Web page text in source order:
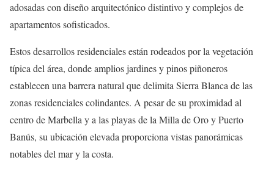
adosadas con diseño arquitectónico distintivo y complejos de
apartamentos sofisticados.
Estos desarrollos residenciales están rodeados por la vegetación
típica del área, donde amplios jardines y pinos piñoneros
establecen una barrera natural que delimita Sierra Blanca de las
zonas residenciales colindantes. A pesar de su proximidad al
centro de Marbella y a las playas de la Milla de Oro y Puerto
Banús, su ubicación elevada proporciona vistas panorámicas
notables del mar y la costa.